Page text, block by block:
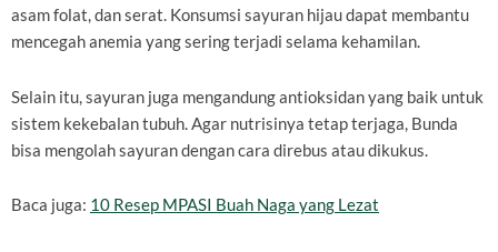
asam folat, dan serat. Konsumsi sayuran hijau dapat membantu
mencegah anemia yang sering terjadi selama kehamilan.
Selain itu, sayuran juga mengandung antioksidan yang baik untuk
sistem kekebalan tubuh. Agar nutrisinya tetap terjaga, Bunda
bisa mengolah sayuran dengan cara direbus atau dikukus.
Baca juga: 10 Resep MPASI Buah Naga yang Lezat